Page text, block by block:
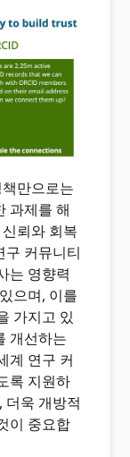
만으로는
과제를 해
뢰와 회복
구 커뮤니티
는 영향력
으며, 이를
가지고 있
개선하는
계 연구 커
록 지원하
더욱 개방적
이 중요합